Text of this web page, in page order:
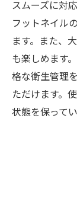
スムーズに対
フットネイル
ます。また、
も楽しめます
格な衛生管理
ただけます。
状態を保ってい